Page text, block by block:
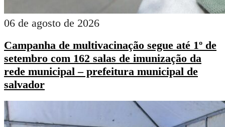
06 de agosto de 2026
Campanha de multivacinação segue até 1º de
setembro com 162 salas de imunização da
rede municipal – prefeitura municipal de
salvador